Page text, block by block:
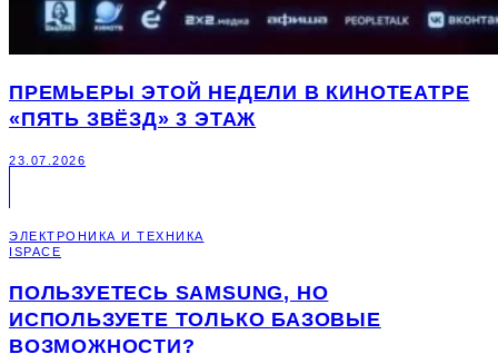
ПРЕМЬЕРЫ ЭТОЙ НЕДЕЛИ В КИНОТЕАТРЕ
«ПЯТЬ ЗВЁЗД» 3 ЭТАЖ
23.07.2026
ЭЛЕКТРОНИКА И ТЕХНИКА
ISPACE
ПОЛЬЗУЕТЕСЬ SAMSUNG, НО
ИСПОЛЬЗУЕТЕ ТОЛЬКО БАЗОВЫЕ
ВОЗМОЖНОСТИ?